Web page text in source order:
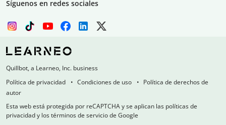
Síguenos en redes sociales
Quillbot, a Learneo, Inc. business
Política de privacidad
Condiciones de uso
Política de derechos de
autor
Esta web está protegida por reCAPTCHA y se aplican las políticas de
privacidad y los términos de servicio de Google